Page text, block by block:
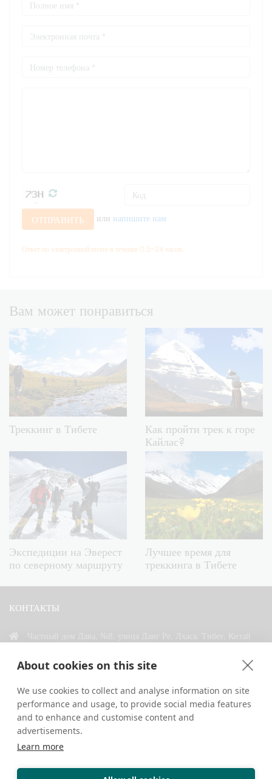
About cookies on this site
We use cookies to collect and analyse information on site
performance and usage, to provide social media features
and to enhance and customise content and
advertisements.
Learn more
ОТПРАВИТЬ или напишите нам
Ответ по электронной почте в течение 0.5~24 часов.
Вам может понравиться
Треккинг в Тибете
Как пройти трек к горе
Кайлас?
Экспедиции на Эверест
по северному маршруту
Лучшее время для
треккинга в Тибете
КОНТАКТЫ
СВЯЗАТЬСЯ С НАМИ